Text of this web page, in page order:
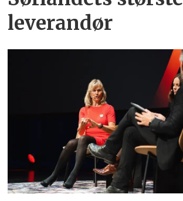
leverandør